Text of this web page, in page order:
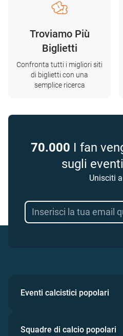
Troviamo Più
Biglietti
Confronta tutti i migliori siti
di biglietti con una
semplice ricerca
70.000 I fan
sugli eventi
Unisciti
Eventi calcistici popolari
Squadre di calcio popolari